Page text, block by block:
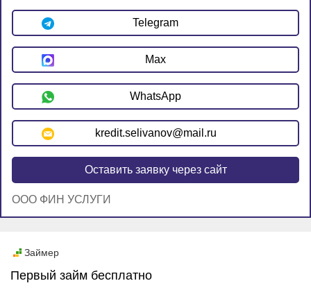
Telegram
Max
WhatsApp
kredit.selivanov@mail.ru
Оставить заявку через сайт
OOO ФИН УСЛУГИ
Займер
Первый займ бесплатно